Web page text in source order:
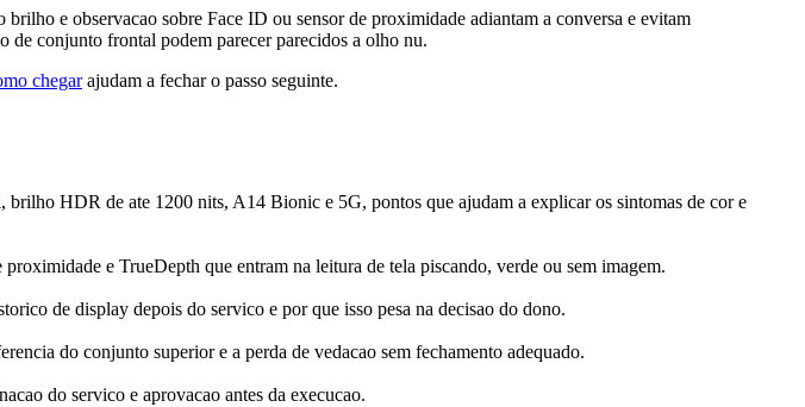
e observacao sobre Face ID ou sensor de proximidade adiantam a conversa e evitam
de conjunto frontal podem parecer parecidos a olho nu.
chegar ajudam a fechar o passo seguinte.
HDR de ate 1200 nits, A14 Bionic e 5G, pontos que ajudam a explicar os sintomas de cor e
e TrueDepth que entram na leitura de tela piscando, verde ou sem imagem.
de display depois do servico e por que isso pesa na decisao do dono.
do conjunto superior e a perda de vedacao sem fechamento adequado.
do servico e aprovacao antes da execucao.